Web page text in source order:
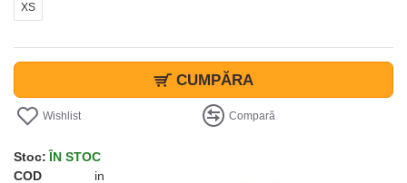
XS
CUMPĂRA
Wishlist Compară
Stoc: ÎN STOC
COD
in